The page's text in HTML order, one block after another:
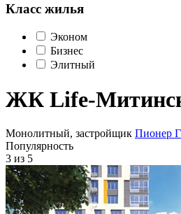
Класс жилья
Эконом
Бизнес
Элитный
ЖК Life-
Монолитный, застройщик Пионер
Популярность
3 из 5